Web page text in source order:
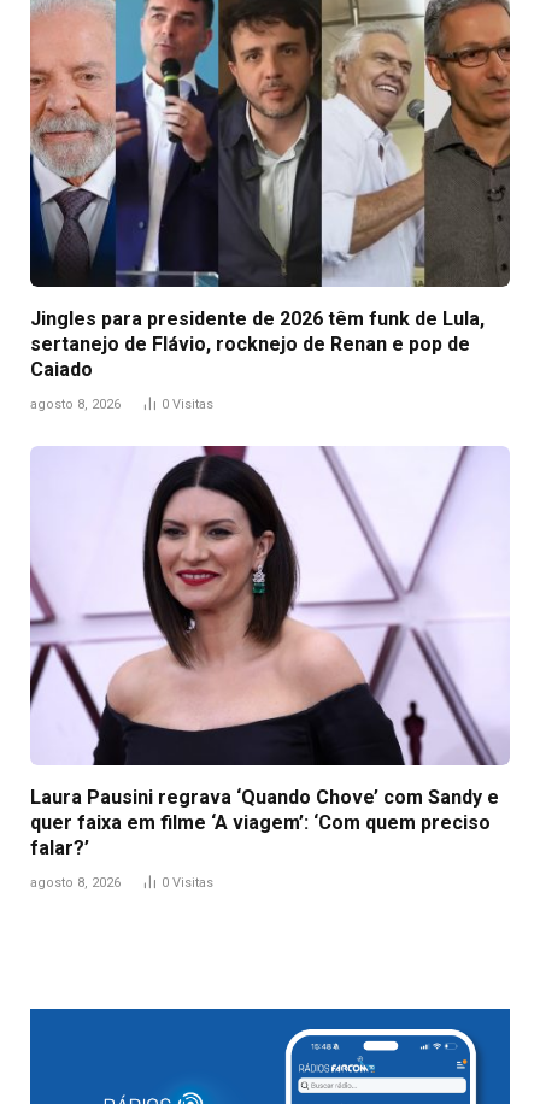
Jingles para presidente de 2026 têm funk de Lula,
sertanejo de Flávio, rocknejo de Renan e pop de
Caiado
agosto 8, 2026 0 Visitas
Laura Pausini regrava ‘Quando Chove’ com Sandy e
quer faixa em filme ‘A viagem’: ‘Com quem preciso
falar?’
agosto 8, 2026 0 Visitas